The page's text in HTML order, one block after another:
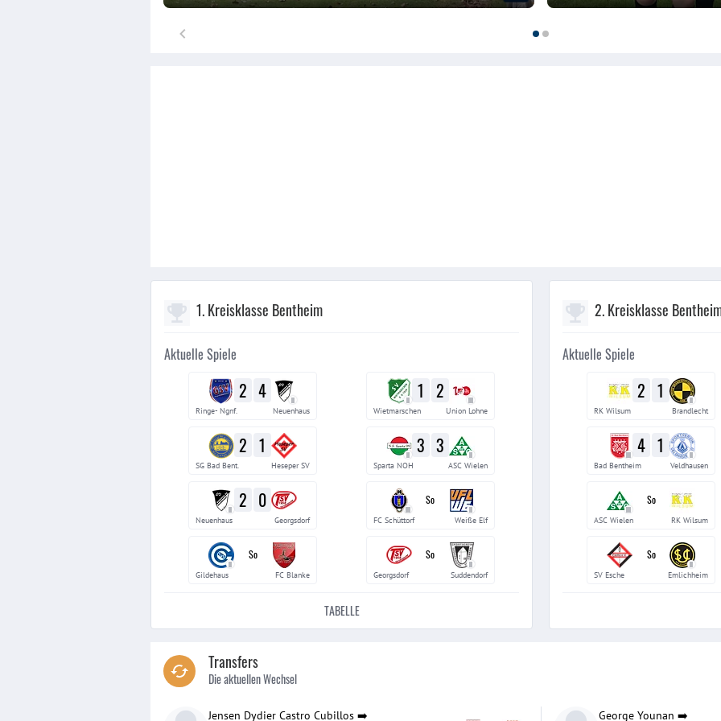
1. Kreisklasse Bentheim
Aktuelle Spiele
2 4 II
Ringe- Ngnf. Neuenhaus
II 1 2 III
Wietmarschen Union Lohne
2 1
SG Bad Bent. Heseper SV
II 3 3 II
Sparta NOH ASC Wielen
II 2 0
Neuenhaus Georgsdorf
III
So
II
FC Schüttorf Weiße Elf
II
So
Gildehaus FC Blanke
So
II
Georgsdorf Suddendorf
TABELLE
2. Kreisklasse
Aktuelle Spiele
2 1 II
RK Wilsum Brandlecht
III 4 1 II
Bad Bentheim Veldhausen
III
So
ASC Wielen RK Wilsum
So
II
SV Esche Emlichheim
Transfers
Die aktuellen Wechsel
Jensen Dydier Castro Cubillos ➡️ George Younan ➡️